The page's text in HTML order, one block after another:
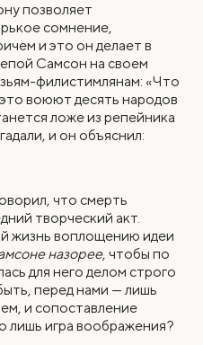
позволяет
сомнение,
и это он делает в
Самсон на своем
филистимлянам: «Что
воюют десять народов
ложе из репейника
и он объяснил:
что смерть
творческий акт.
жизнь воплощению идеи
назорее, чтобы по
для него делом строго
перед нами — лишь
и сопоставление
лишь игра воображения?